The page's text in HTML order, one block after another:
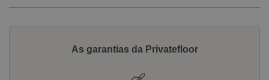
As garantias da Privatefloor